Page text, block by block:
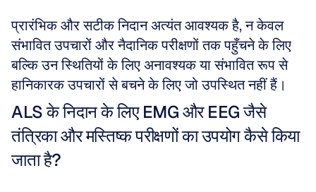
प्रारंभिक और सटीक निदान अत्यंत आवश्यक है, न केवल
संभावित उपचारों और नैदानिक परीक्षणों तक पहुँचने के लिए
बल्कि उन स्थितियों के लिए अनावश्यक या संभावित रूप से
हानिकारक उपचारों से बचने के लिए जो उपस्थित नहीं हैं।
ALS के निदान के लिए EMG और EEG जैसे
तंत्रिका और मस्तिष्क परीक्षणों का उपयोग कैसे किया
जाता है?